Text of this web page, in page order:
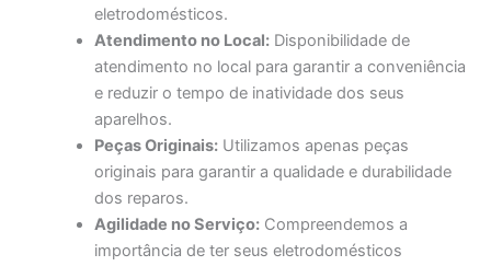
eletrodomésticos.
Atendimento no Local: Disponibilidade de
atendimento no local para garantir a conveniência
e reduzir o tempo de inatividade dos seus
aparelhos.
Peças Originais: Utilizamos apenas peças
originais para garantir a qualidade e durabilidade
dos reparos.
Agilidade no Serviço: Compreendemos a
importância de ter seus eletrodomésticos